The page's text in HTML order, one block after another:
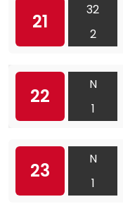
21
32
2
22
N
1
23
N
1